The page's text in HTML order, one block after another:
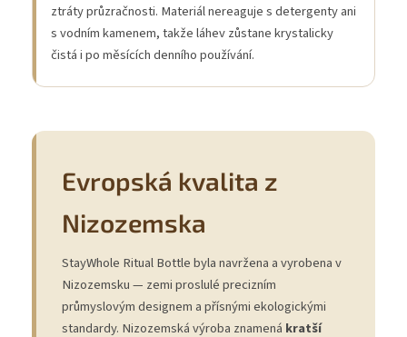
ztráty průzračnosti. Materiál nereaguje s detergenty ani
s vodním kamenem, takže láhev zůstane krystalicky
čistá i po měsících denního používání.
Evropská kvalita z
Nizozemska
StayWhole Ritual Bottle byla navržena a vyrobena v
Nizozemsku — zemi proslulé precizním
průmyslovým designem a přísnými ekologickými
standardy. Nizozemská výroba znamená kratší